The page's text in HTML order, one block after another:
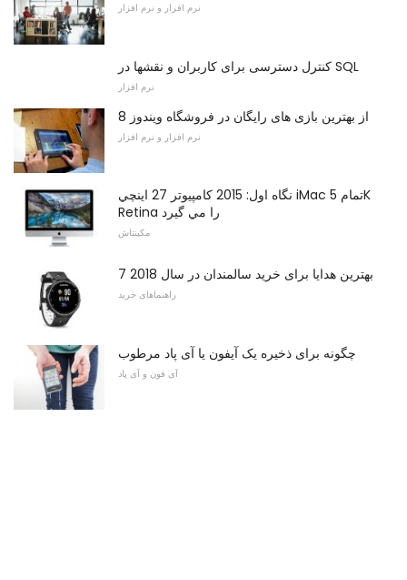
نرم افزار و نرم افزار
کنترل دسترسی برای کاربران و نقشها در SQL
نرم افزار
8 از بهترین بازی های رایگان در فروشگاه ویندوز
نرم افزار و نرم افزار
نگاه اول: 2015 کامپيوتر 27 اينچي iMac تمام 5K
Retina را مي گيرد
مکینتاش
7 بهترین هدایا برای خرید سالمندان در سال 2018
راهنماهای خرید
چگونه برای ذخیره یک آیفون یا آی پاد مرطوب
آی فون و آی پاد